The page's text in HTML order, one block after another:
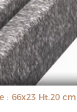
: 66x23 Ht.20 cm